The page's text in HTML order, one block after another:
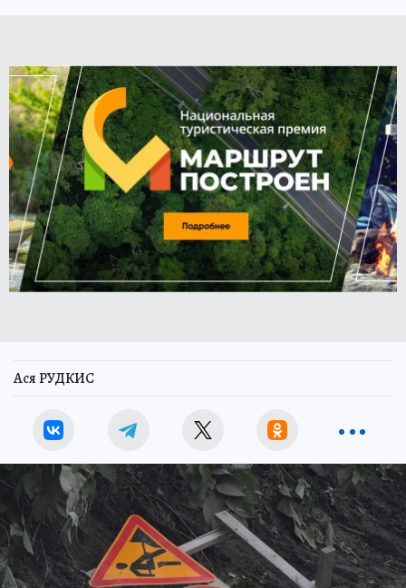
Ася РУДКИС